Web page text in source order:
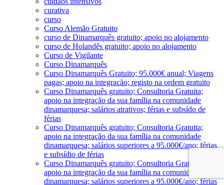
curativa
curso
Curso Alemão Gratuito
curso de Dinamarquês gratuito; apoio no alojamento
curso de Holandês gratuito; apoio no alojamento
Curso de Vigilante
Curso Dinamarquês
Curso Dinamarquês Gratuito; 95.000€ anual; Viagens
pagas; apoio na integração; registo na ordem gratuito
Curso Dinamarquês gratuito; Consultoria Gratuita;
apoio na integração da sua família na comunidade
dinamarquesa; salários atrativos; férias e subsído de
férias
Curso Dinamarquês gratuito; Consultoria Gratuita;
apoio na integração da sua família na comunidade
dinamarquesa; salários superiores a 95.000€/ano; férias
e subsídio de férias
Curso Dinamarquês gratuito; Consultoria Gratuita;
apoio na integração da sua família na comunidade
dinamarquesa; salários superiores a 95.000€/ano; férias